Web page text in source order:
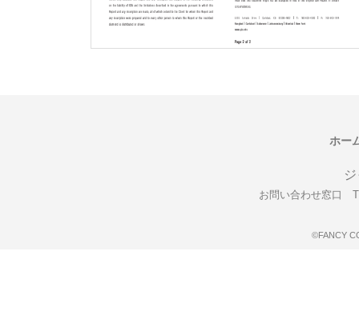
ホー
お問い合わせ窓口
©FANCY